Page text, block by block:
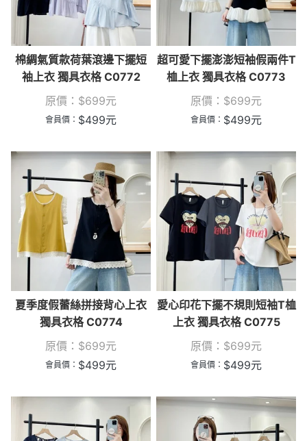
棉綢氣質款荷葉滾邊下擺短
袖上衣 獨具衣格 C0772
原價： $699元
會員價： $499元
超可愛下擺澎澎短袖假兩件T
桖上衣 獨具衣格 C0773
原價： $699元
會員價： $499元
夏季度假蕾絲拼接背心上衣
獨具衣格 C0774
原價： $699元
會員價： $499元
愛心印花下擺不規則短袖T桖
上衣 獨具衣格 C0775
原價： $699元
會員價： $499元